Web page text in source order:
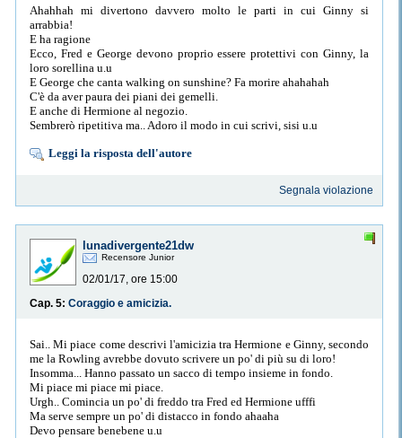
Ahahhah mi divertono davvero molto le parti in cui Ginny si
arrabbia!
E ha ragione
Ecco, Fred e George devono proprio essere protettivi con Ginny, la
loro sorellina u.u
E George che canta walking on sunshine? Fa morire ahahahah
C'è da aver paura dei piani dei gemelli.
E anche di Hermione al negozio.
Sembrerò ripetitiva ma.. Adoro il modo in cui scrivi, sisi u.u
Leggi la risposta dell'autore
Segnala violazione
lunadivergente21dw
Recensore Junior
02/01/17, ore 15:00
Cap. 5: Coraggio e amicizia.
Sai.. Mi piace come descrivi l'amicizia tra Hermione e Ginny, secondo
me la Rowling avrebbe dovuto scrivere un po' di più su di loro!
Insomma... Hanno passato un sacco di tempo insieme in fondo.
Mi piace mi piace mi piace.
Urgh.. Comincia un po' di freddo tra Fred ed Hermione ufffi
Ma serve sempre un po' di distacco in fondo ahaaha
Devo pensare benebene u.u